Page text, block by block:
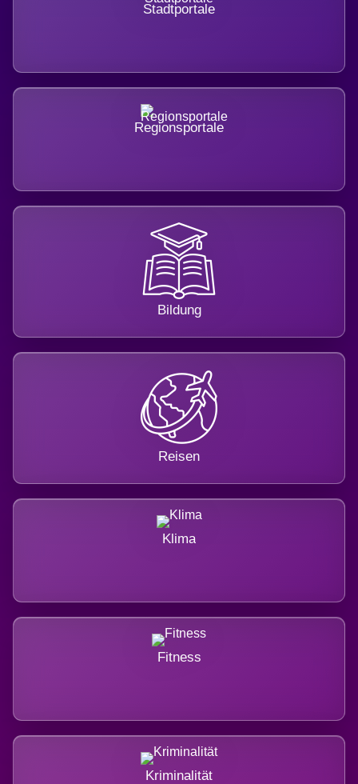
Stadtportale
Regionsportale
Bildung
Reisen
Klima
Fitness
Kriminalität